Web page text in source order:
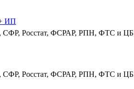
ИП
СФР, Росстат, ФСРАР, РПН, ФТС и ЦБ
СФР, Росстат, ФСРАР, РПН, ФТС и ЦБ